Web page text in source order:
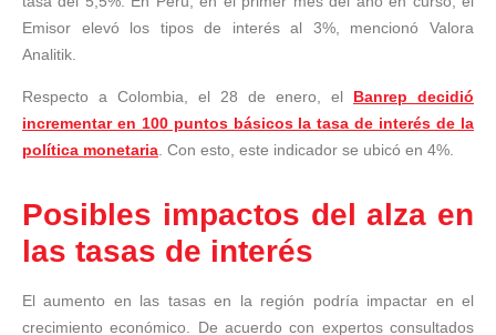
Emisor elevó los tipos de interés al 3%, mencionó Valora
Analitik.
Respecto a Colombia, el 28 de enero, el Banrep decidió
incrementar en 100 puntos básicos la tasa de interés de la
política monetaria . Con esto, este indicador se ubicó en 4%.
Posibles impactos del alza en
las tasas de interés
El aumento en las tasas en la región podría impactar en el
crecimiento económico. De acuerdo con expertos consultados